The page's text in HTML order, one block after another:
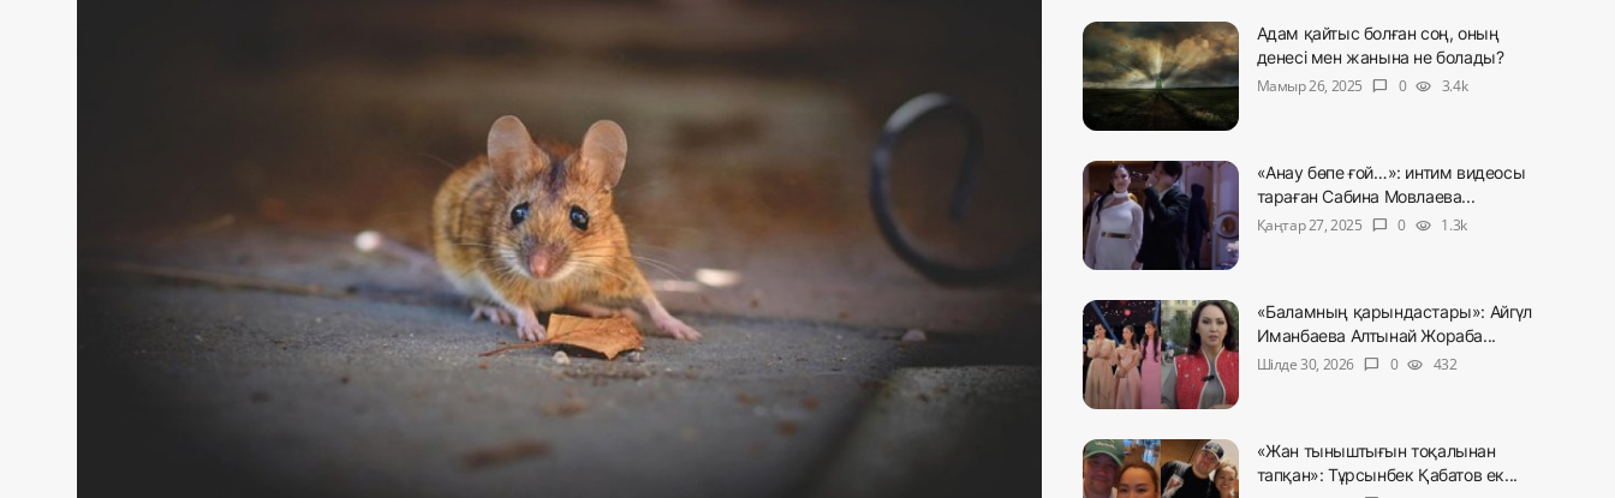
Адам қайтыс болған соң, оның
денесі мен жанына не болады?
Мамыр 26, 2025
chat_bubble 0 visibility 3.4k
«Анау бөпе ғой…»: интим видеосы
тараған Сабина Мовлаева...
Қаңтар 27, 2025
chat_bubble 0 visibility 1.3k
«Баламның қарындастары»: Айгүл
Иманбаева Алтынай Жораба...
Шілде 30, 2026
chat_bubble 0 visibility 432
«Жан тыныштығын тоқалынан
тапқан»: Тұрсынбек Қабатов ек...